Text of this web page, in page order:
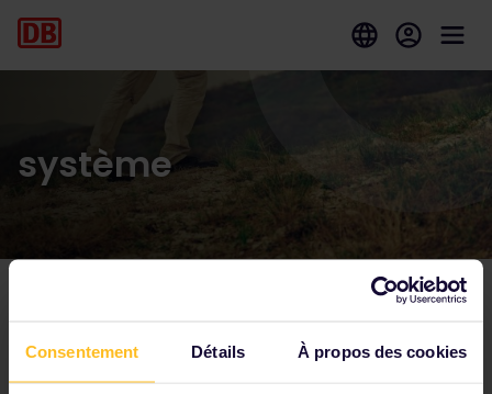
Consentement Détails À propos des cookies
système
Parmi nos partenaires